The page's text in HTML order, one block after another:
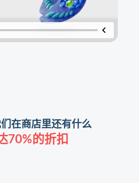
在商店里还有什么
70%的折扣